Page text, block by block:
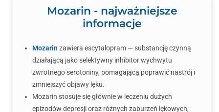
Mozarin - najważniejsze
informacje
Mozarin zawiera escytalopram — substancję czynną
działającą jako selektywny inhibitor wychwytu
zwrotnego serotoniny, pomagającą poprawić nastrój i
zmniejszyć objawy lęku.
Mozarin stosuje się głównie w leczeniu dużych
epizodów depresji oraz różnych zaburzeń lękowych,